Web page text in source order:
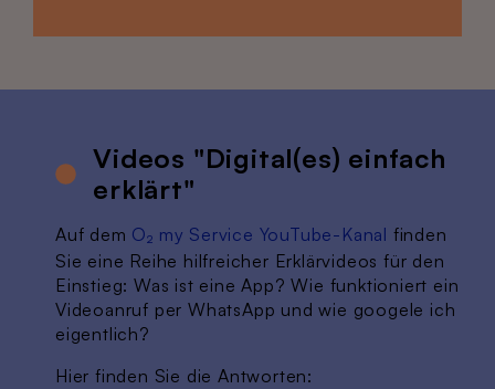
Videos "Digital(es) einfach
erklärt"
Auf dem O₂ my Service YouTube-Kanal finden
Sie eine Reihe hilfreicher Erklärvideos für den
Einstieg: Was ist eine App? Wie funktioniert ein
Videoanruf per WhatsApp und wie googele ich
eigentlich?
Hier finden Sie die Antworten: